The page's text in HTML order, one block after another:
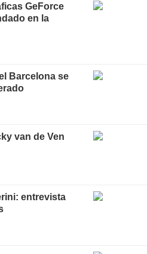
GeForce
en la
Barcelona se
van de Ven
entrevista